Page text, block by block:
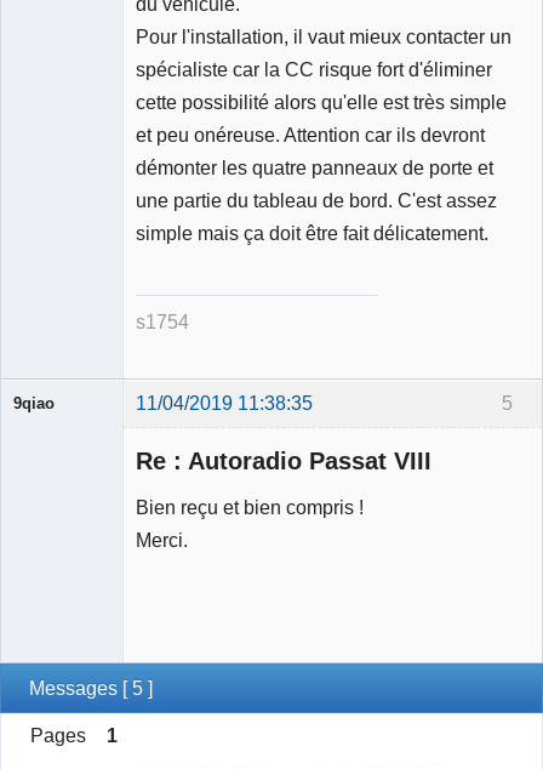
Pour l'installation, il vaut mieux contacter un
spécialiste car la CC risque fort d'éliminer
cette possibilité alors qu'elle est très simple
et peu onéreuse. Attention car ils devront
démonter les quatre panneaux de porte et
une partie du tableau de bord. C'est assez
simple mais ça doit être fait délicatement.
s1754
5
9qiao 11/04/2019 11:38:35
Re : Autoradio Passat VIII
Bien reçu et bien compris !
Merci.
Messages [ 5 ]
Pages 1